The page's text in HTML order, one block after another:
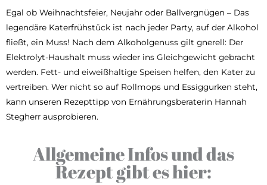
Egal ob Weihnachtsfeier, Neujahr oder Ballvergnügen – Das
legendäre Katerfrühstück ist nach jeder Party, auf der Alkohol
fließt, ein Muss! Nach dem Alkoholgenuss gilt gnerell: Der
Elektrolyt-Haushalt muss wieder ins Gleichgewicht gebracht
werden. Fett- und eiweißhaltige Speisen helfen, den Kater zu
vertreiben. Wer nicht so auf Rollmops und Essiggurken steht,
kann unseren Rezepttipp von Ernährungsberaterin Hannah
Stegherr ausprobieren.
Allgemeine Infos und das
Rezept gibt es hier: